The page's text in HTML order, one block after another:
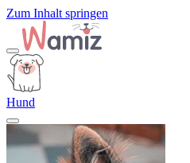
Zum Inhalt springen
Hund